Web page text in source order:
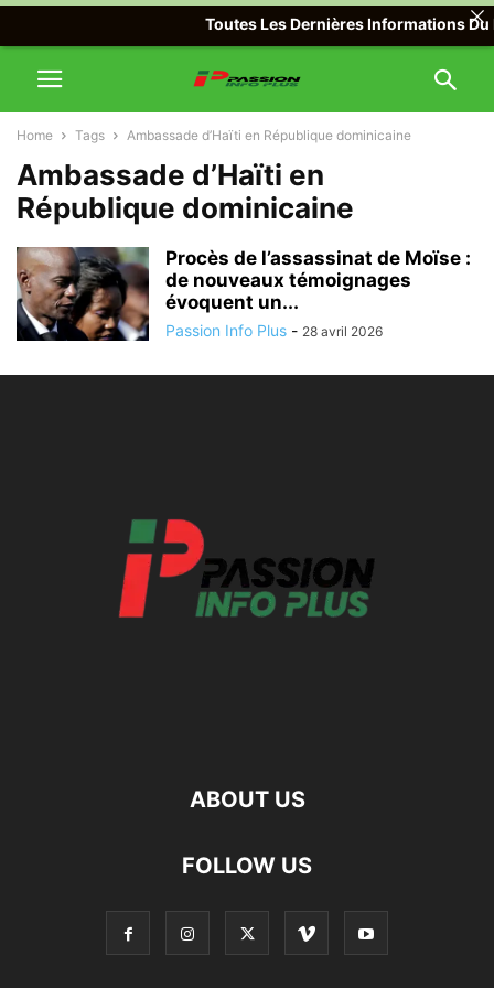
Home Tags Ambassade d’Haïti en République dominicaine
Ambassade d’Haïti en
République dominicaine
Procès de l’assassinat de Moïse :
de nouveaux témoignages
évoquent un...
Passion Info Plus - 28 avril 2026
ABOUT US
FOLLOW US
Toutes Les Dernières Informations